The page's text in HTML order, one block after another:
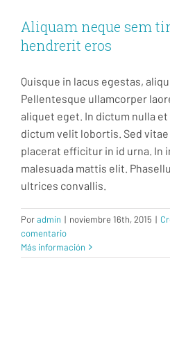
Aliquam neque sem
hendrerit eros
Quisque in lacus egestas,
Pellentesque ullamcorper
aliquet eget. In dictum nulla
dictum velit lobortis. Sed
placerat efficitur in id urna. In
malesuada mattis elit.
ultrices convallis.
Poradmin | noviembre 16th, 2015 |
comentario
Más información